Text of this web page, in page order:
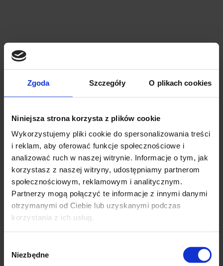
Zgoda Szczegóły O plikach cookies
Niniejsza strona korzysta z plików cookie
Wykorzystujemy pliki cookie do spersonalizowania treści
i reklam, aby oferować funkcje społecznościowe i
analizować ruch w naszej witrynie. Informacje o tym, jak
korzystasz z naszej witryny, udostępniamy partnerom
społecznościowym, reklamowym i analitycznym.
Partnerzy mogą połączyć te informacje z innymi danymi
otrzymanymi od Ciebie lub uzyskanymi podczas
korzystania z ich usług.
zgody
Niezbędne